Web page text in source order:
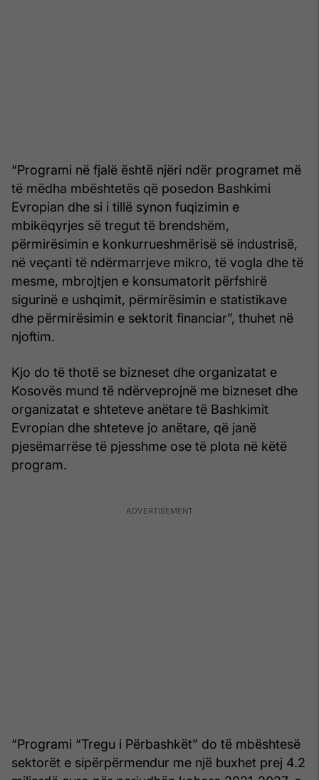
“Programi në fjalë është njëri ndër programet më
të mëdha mbështetës që posedon Bashkimi
Evropian dhe si i tillë synon fuqizimin e
mbikëqyrjes së tregut të brendshëm,
përmirësimin e konkurrueshmërisë së industrisë,
në veçanti të ndërmarrjeve mikro, të vogla dhe të
mesme, mbrojtjen e konsumatorit përfshirë
sigurinë e ushqimit, përmirësimin e statistikave
dhe përmirësimin e sektorit financiar”, thuhet në
njoftim.
Kjo do të thotë se bizneset dhe organizatat e
Kosovës mund të ndërveprojnë me bizneset dhe
organizatat e shteteve anëtare të Bashkimit
Evropian dhe shteteve jo anëtare, që janë
pjesëmarrëse të pjesshme ose të plota në këtë
program.
“Programi “Tregu i Përbashkët” do të mbështesë
sektorët e sipërpërmendur me një buxhet prej 4.2